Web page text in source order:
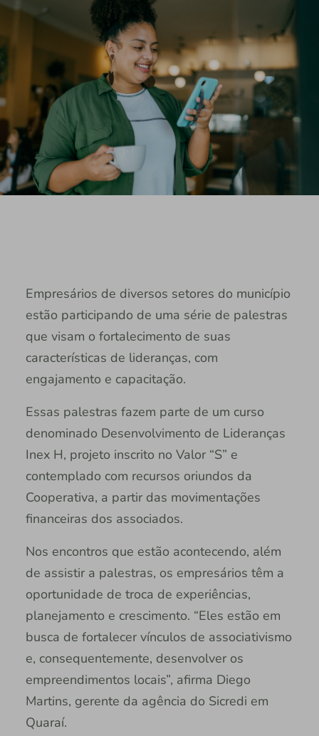
Empresários de diversos setores do município
estão participando de uma série de palestras
que visam o fortalecimento de suas
características de lideranças, com
engajamento e capacitação.
Essas palestras fazem parte de um curso
denominado Desenvolvimento de Lideranças
Inex H, projeto inscrito no Valor “S” e
contemplado com recursos oriundos da
Cooperativa, a partir das movimentações
financeiras dos associados.
Nos encontros que estão acontecendo, além
de assistir a palestras, os empresários têm a
oportunidade de troca de experiências,
planejamento e crescimento. “Eles estão em
busca de fortalecer vínculos de associativismo
e, consequentemente, desenvolver os
empreendimentos locais”, afirma Diego
Martins, gerente da agência do Sicredi em
Quaraí.